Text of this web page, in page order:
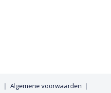
Algemene voorwaarden